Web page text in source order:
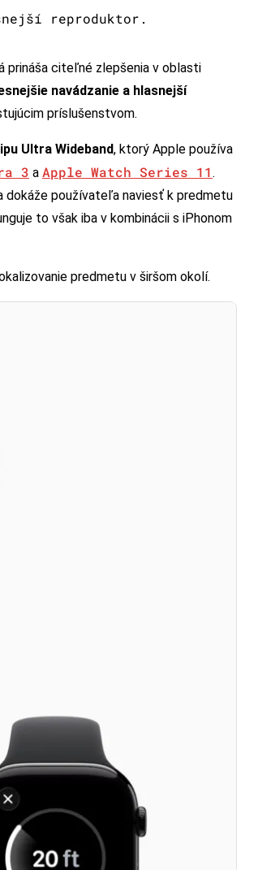
reproduktor.
prináša citeľné zlepšenia v oblasti
navádzanie a hlasnejší
príslušenstvom.
Ultra Wideband, ktorý Apple používa
3 a Apple Watch Series 11 .
dokáže používateľa naviesť k predmetu
to však iba v kombinácii s iPhonom
predmetu v širšom okolí.